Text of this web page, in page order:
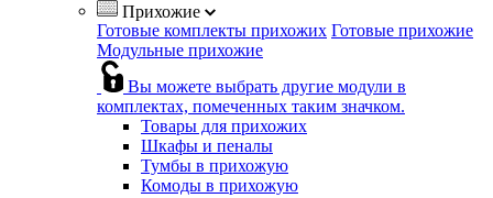
Прихожие
Готовые комплекты прихожих Готовые прихожие
Модульные прихожие
Вы можете выбрать другие модули в
комплектах, помеченных таким значком.
Товары для прихожих
Шкафы и пеналы
Тумбы в прихожую
Комоды в прихожую